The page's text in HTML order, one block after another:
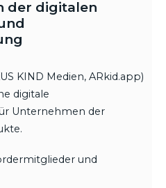
der digitalen
KIND Medien, ARkid.app)
digitale
Unternehmen der
und